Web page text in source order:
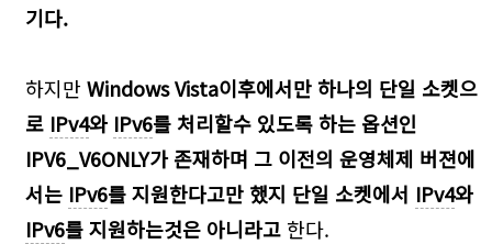
기다.
하지만 Windows Vista이후에서만 하나의 단일 소켓으
로 IPv4와 IPv6를 처리할수 있도록 하는 옵션인
IPV6_V6ONLY가 존재하며 그 이전의 운영체제 버젼에
서는 IPv6를 지원한다고만 했지 단일 소켓에서 IPv4와
IPv6를 지원하는것은 아니라고 한다.